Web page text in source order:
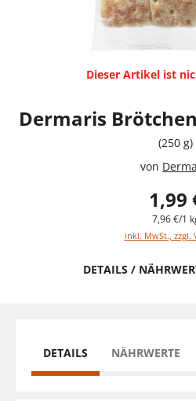
Dieser Artikel ist
Dermaris
(250 g)
von
1,99
7,96 €/1
inkl. MwSt., zzgl.
DETAILS /
DETAILS NÄHRWERTE